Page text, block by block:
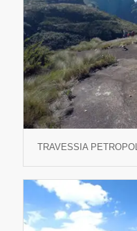
TRAVESSIA